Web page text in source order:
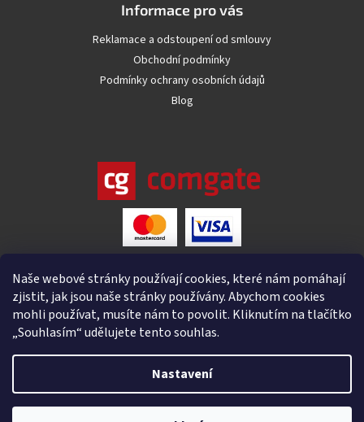
Naše webové stránky používají cookies, které nám pomáhají
zjistit, jak jsou naše stránky používány. Abychom cookies
mohli používat, musíte nám to povolit. Kliknutím na tlačítko
„Souhlasím“ udělujete tento souhlas.
Nastavení
Informace pro vás
Reklamace a odstoupení od smlouvy
Obchodní podmínky
Podmínky ochrany osobních údajů
Blog
Vytvořil Shoptet